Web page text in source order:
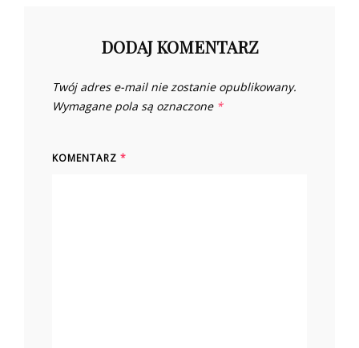
DODAJ KOMENTARZ
Twój adres e-mail nie zostanie opublikowany.
Wymagane pola są oznaczone *
KOMENTARZ *